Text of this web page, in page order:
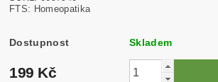
FTS: Homeopatika
Dostupnost Skladem
199 Kč